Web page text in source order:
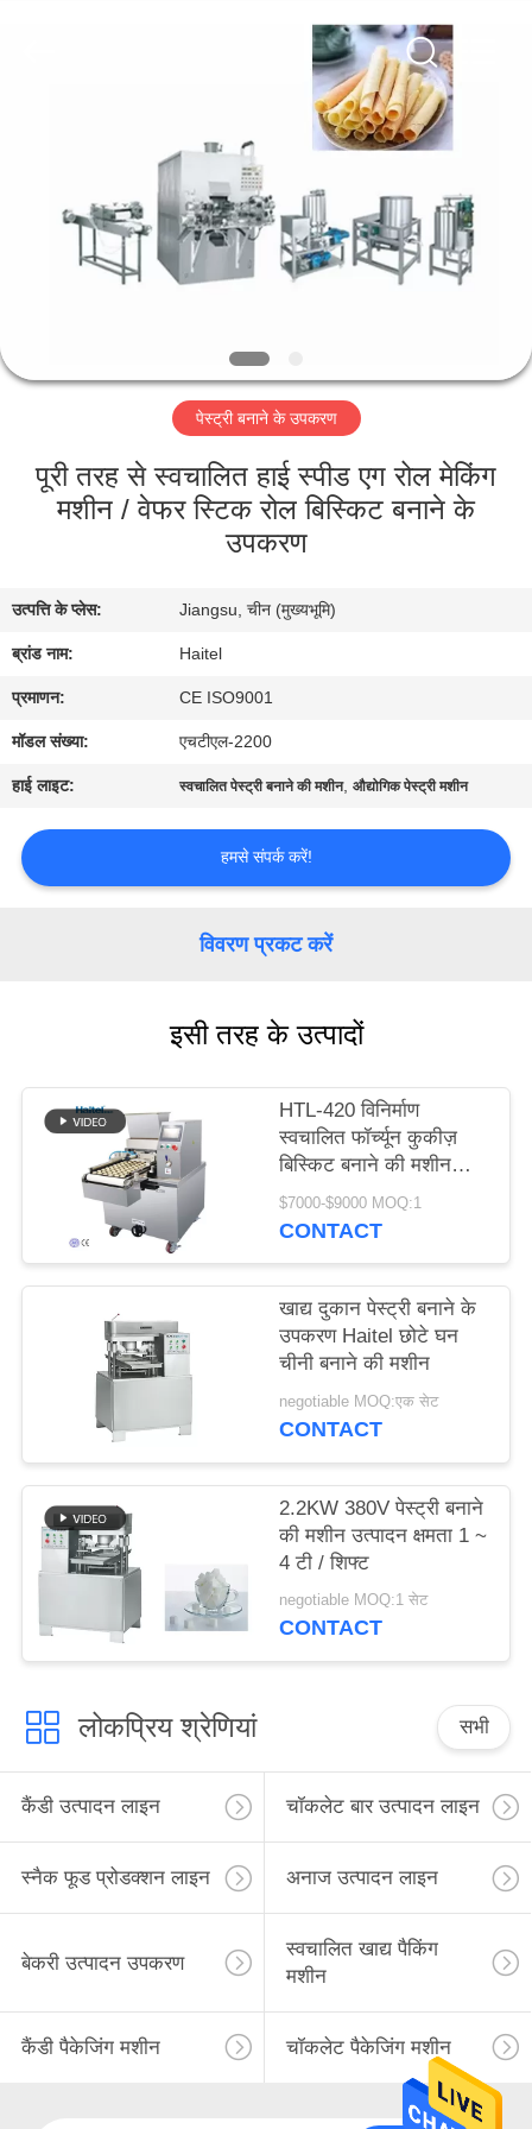
उत्पादों
में
भ्रमण
नियंत्रण
संपर्क
करें
एक
उद्धरण
की
PRIVACY
POLICY
पेस्ट्री बनाने के उपकरण
पूरी तरह से स्वचालित हाई स्पीड एग रोल मेकिंग
मशीन / वेफर स्टिक रोल बिस्किट बनाने के
उपकरण
उत्पत्ति के प्लेस: Jiangsu, चीन (मुख्यभूमि)
ब्रांड नाम: Haitel
प्रमाणन: CE ISO9001
मॉडल संख्या: एचटीएल-2200
हाई लाइट: स्वचालित पेस्ट्री बनाने की मशीन,औद्योगिक पेस्ट्री मशीन
हमसे संपर्क करें!
विवरण प्रकट करें
इसी तरह के उत्पादों
HTL-420 विनिर्माण
स्वचालित फॉर्च्यून कुकीज़
बिस्किट बनाने की मशीन
उत्पादन लाइन
$7000-$9000 MOQ:1
CONTACT
खाद्य दुकान पेस्ट्री बनाने के
उपकरण Haitel छोटे घन
चीनी बनाने की मशीन
negotiable MOQ:एक सेट
CONTACT
2.2KW 380V पेस्ट्री बनाने
की मशीन उत्पादन क्षमता 1 ~
4 टी / शिफ्ट
negotiable MOQ:1 सेट
CONTACT
लोकप्रिय श्रेणियां सभी
कैंडी उत्पादन लाइन चॉकलेट बार उत्पादन लाइन
स्नैक फूड प्रोडक्शन लाइन अनाज उत्पादन लाइन
बेकरी उत्पादन उपकरण
स्वचालित खाद्य पैकिंग
मशीन
कैंडी पैकेजिंग मशीन चॉकलेट पैकेजिंग मशीन